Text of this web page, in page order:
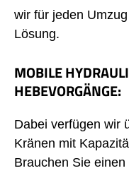
wir für jeden
Lösung.
MOBILE
HEBEVORGÄNGE:
Dabei verfügen wir
Kränen mit
Brauchen Sie